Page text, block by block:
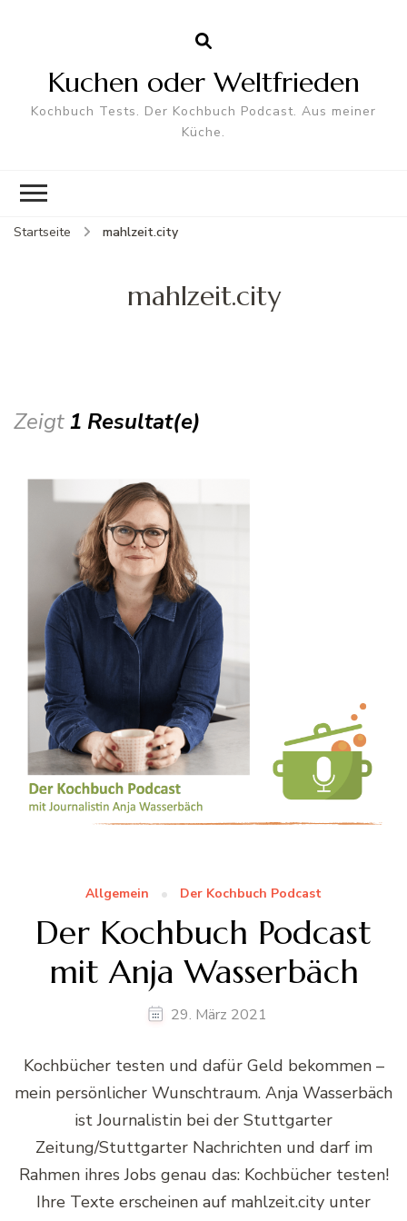
Kuchen oder Weltfrieden
Kochbuch Tests. Der Kochbuch Podcast. Aus meiner
Küche.
Startseite mahlzeit.city
mahlzeit.city
Zeigt1 Resultat(e)
Allgemein Der Kochbuch Podcast
Der Kochbuch Podcast
mit Anja Wasserbäch
29. März 2021
Kochbücher testen und dafür Geld bekommen –
mein persönlicher Wunschtraum. Anja Wasserbäch
ist Journalistin bei der Stuttgarter
Zeitung/Stuttgarter Nachrichten und darf im
Rahmen ihres Jobs genau das: Kochbücher testen!
Ihre Texte erscheinen auf mahlzeit.city unter